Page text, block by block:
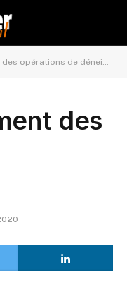
opérations de déneigement
des